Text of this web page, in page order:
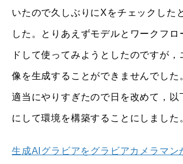
いたので久しぶりにXをチェックした
した。とりあえずモデルとワークフロ
ドして使ってみようとしたのですが，
像を生成することができませんでした
適当にやりすぎたので日を改めて，以
にして環境を構築することにしました
生成AIグラビアをグラビアカメラマン